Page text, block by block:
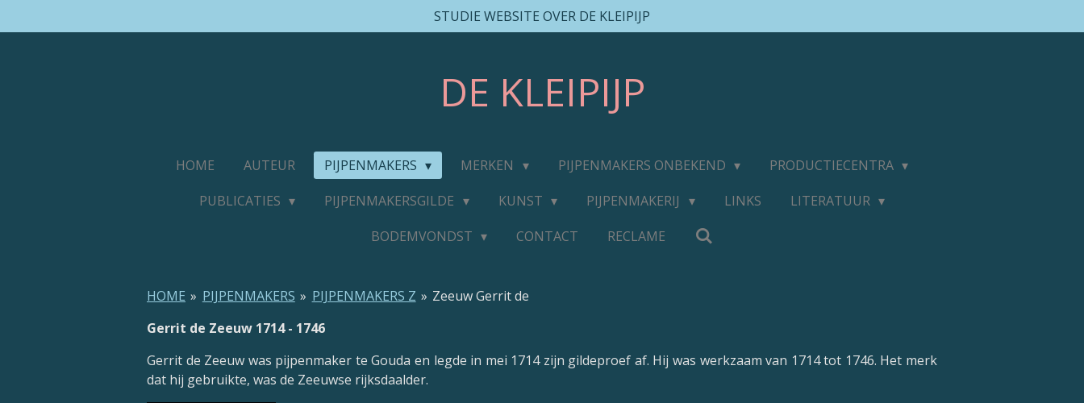
direct
STUDIE WEBSITE OVER DE KLEIPIJP
DE KLEIPIJP
HOME AUTEUR PIJPENMAKERS MERKEN PIJPENMAKERS ONBEKEND
PRODUCTIECENTRA
PUBLICATIES
PIJPENMAKERSGILDE KUNST PIJPENMAKERIJ LINKS
LITERATUUR
BODEMVONDST
CONTACT RECLAME
HOME » PIJPENMAKERS » PIJPENMAKERS Z » Zeeuw Gerrit de
Gerrit de Zeeuw 1714 - 1746
Gerrit de Zeeuw was pijpenmaker te Gouda en legde in mei 1714 zijn gildeproef af. Hij was werkzaam van 1714 tot 1746. Het merk
dat hij gebruikte, was de Zeeuwse rijksdaalder.